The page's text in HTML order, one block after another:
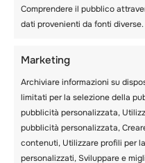
Comprendere il pubblico
dati provenienti da fonti diverse.
Marketing
Archiviare informazioni su
limitati per la selezione della
pubblicità personalizzata,
pubblicità personalizzata,
contenuti, Utilizzare profili per
personalizzati, Sviluppare e